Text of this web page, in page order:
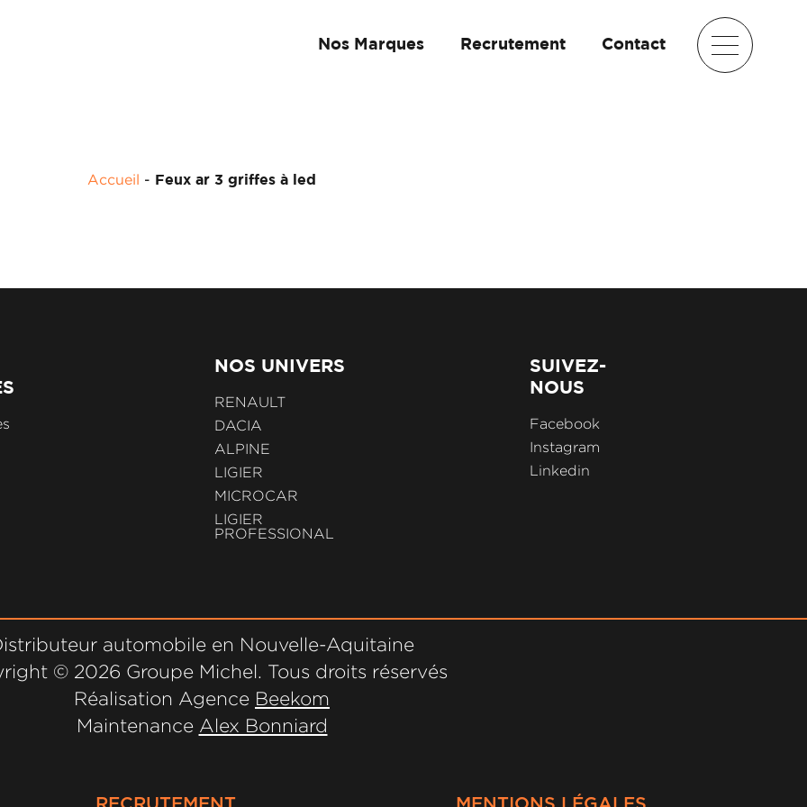
Nos Marques Recrutement Contact
Accueil - Feux ar 3 griffes à led
NOS UNIVERS
RENAULT
DACIA
ALPINE
LIGIER
MICROCAR
LIGIER
PROFESSIONAL
SUIVEZ-
NOUS
Facebook
Instagram
Linkedin
automobile en Nouvelle-Aquitaine
© 2026 Groupe Michel. Tous droits réservés
Réalisation Agence Beekom
Maintenance Alex Bonniard